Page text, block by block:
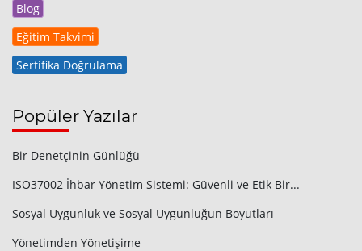
Blog
Eğitim Takvimi
Sertifika Doğrulama
Popüler Yazılar
Bir Denetçinin Günlüğü
ISO37002 İhbar Yönetim Sistemi: Güvenli ve Etik Bir...
Sosyal Uygunluk ve Sosyal Uygunluğun Boyutları
Yönetimden Yönetişime